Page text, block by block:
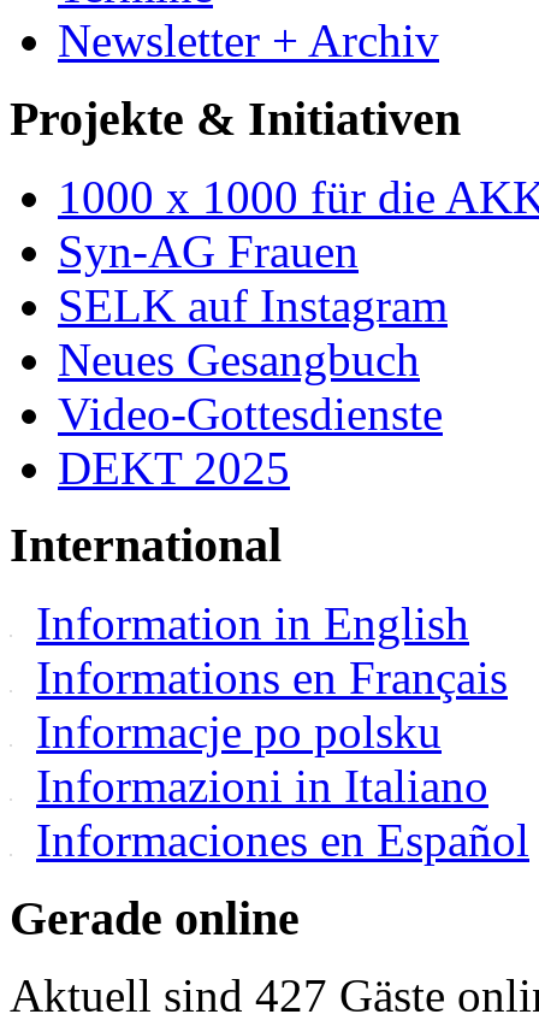
Newsletter + Archiv
Projekte & Initiativen
1000 x 1000 für die
Syn-AG Frauen
SELK auf Instagram
Neues Gesangbuch
Video-Gottesdienste
DEKT 2025
International
Information in English
Informations en Français
Informacje po polsku
Informazioni in Italiano
Informaciones en Español
Gerade online
Aktuell sind 427 Gäste